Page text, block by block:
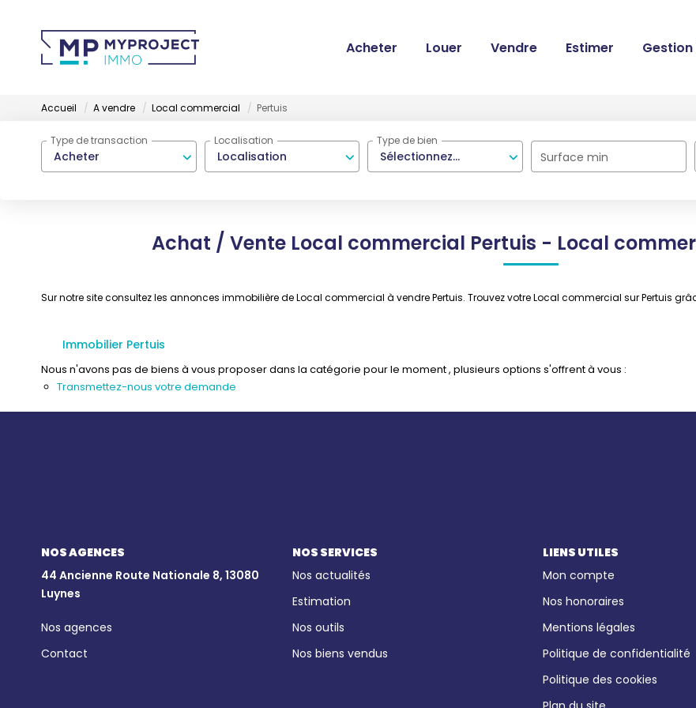
Acheter Louer Vendre Estimer
Accueil A vendre Local commercial Pertuis
Acheter
Type de transaction
Localisation
Localisation
Sélectionnez...
Type de bien
Surface min
Achat / Vente Local commercial Pertuis - Local
Sur notre site consultez les annonces immobilière de Local commercial à vendre Pertuis. Trouvez votre Local commercial sur Pertuis
Immobilier Pertuis
Nous n'avons pas de biens à vous proposer dans la catégorie pour le moment , plusieurs options s'offrent à vous :
Transmettez-nous votre demande
NOS AGENCES
44 Ancienne Route Nationale 8, 13080
Luynes
Nos agences
Contact
NOS SERVICES
Nos actualités
Estimation
Nos outils
Nos biens vendus
LIENS UTILES
Mon compte
Nos honoraires
Mentions légales
Politique de confidentialité
Politique des cookies